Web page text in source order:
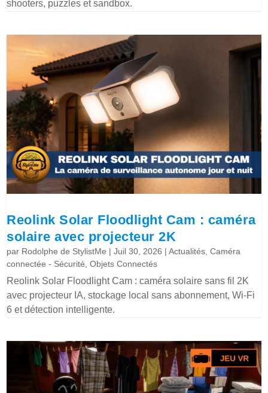
shooters, puzzles et sandbox.
Reolink Solar Floodlight Cam : caméra
solaire avec projecteur 2K
par Rodolphe de StylistMe |Juil 30, 2026 |Actualités,Caméra
connectée - Sécurité,Objets Connectés
Reolink Solar Floodlight Cam : caméra solaire sans fil 2K
avec projecteur IA, stockage local sans abonnement, Wi-Fi
6 et détection intelligente.